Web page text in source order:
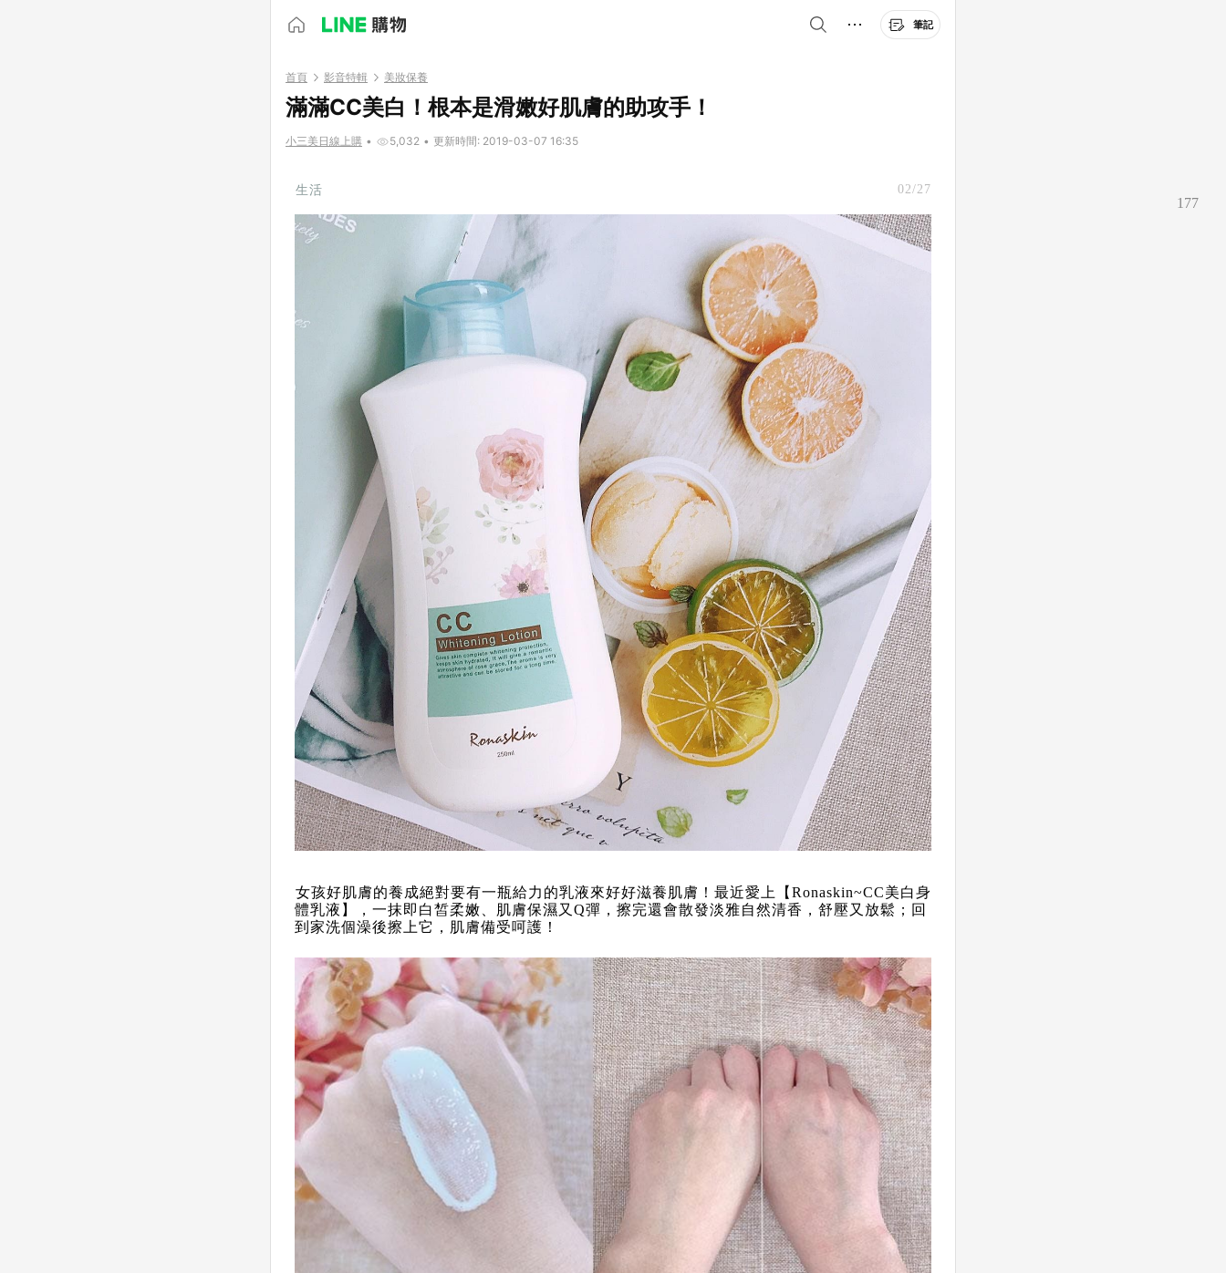
筆記
首頁 影音特輯 美妝保養
滿滿CC美白！根本是滑嫩好肌膚的助攻手！
小三美日線上購 • 5,032 • 更新時間: 2019-03-07 16:35
生活 02/27
177
女孩好肌膚的養成絕對要有一瓶給力的乳液來好好滋養肌膚！最近愛上【Ronaskin~CC美白身
體乳液】，一抹即白皙柔嫩、肌膚保濕又Q彈，擦完還會散發淡雅自然清香，舒壓又放鬆；回
到家洗個澡後擦上它，肌膚備受呵護！